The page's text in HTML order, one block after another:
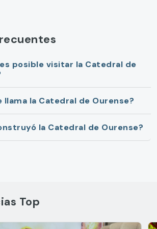
posible visitar la Catedral de
llama la Catedral de Ourense?
la Catedral de Ourense?
Top